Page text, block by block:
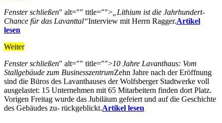
Fenster schließen" alt="" title=""> „Lithium ist die Jahrhundert-
Chance für das Lavanttal“Interview mit Herrn Ragger.Artikel
lesen
Weiter
Fenster schließen" alt="" title="">10 Jahre Lavanthaus: Vom
Stallgebäude zum BusinesszentrumZehn Jahre nach der Eröffnung
sind die Büros des Lavanthauses der Wolfsberger Stadtwerke voll
ausgelastet: 15 Unternehmen mit 65 Mitarbeitern finden dort Platz.
Vorigen Freitag wurde das Jubiläum gefeiert und auf die Geschichte
des Gebäudes zu- rückgeblickt.Artikel lesen